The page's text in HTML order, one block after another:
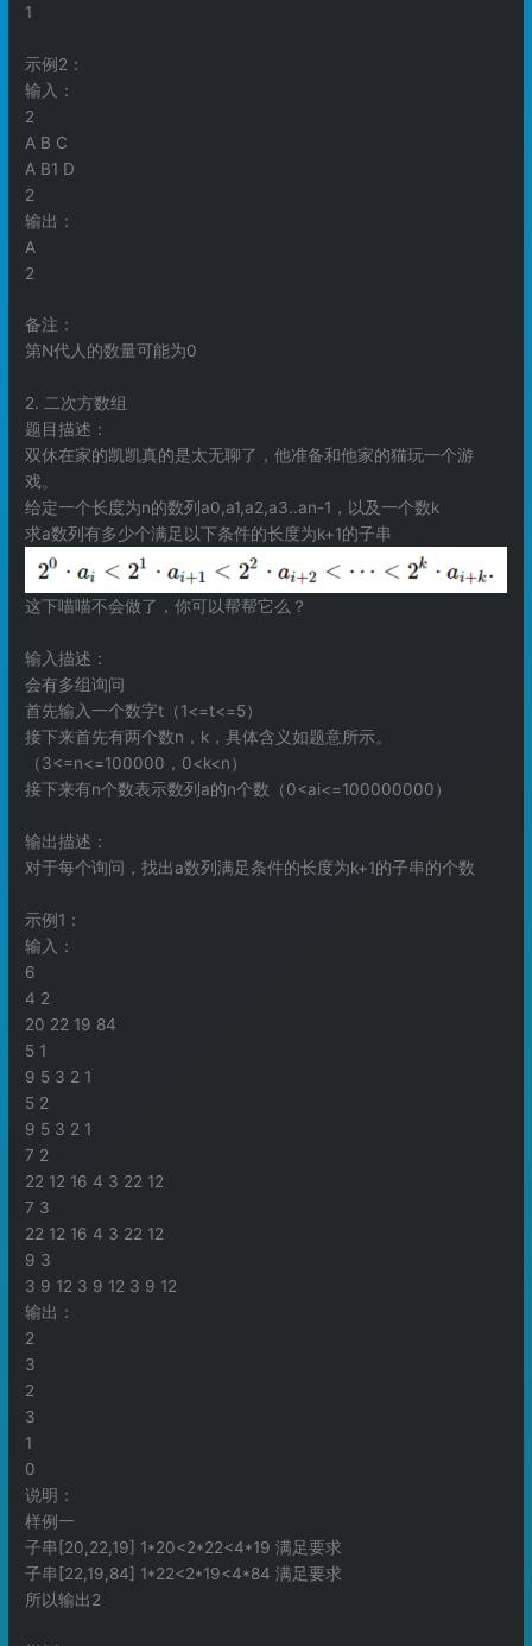
1
示例2：
输入：
2
A B C
A B1 D
2
输出：
A
2
备注：
第N代人的数量可能为0
2. 二次方数组
题目描述：
双休在家的凯凯真的是太无聊了，他准备和他家的猫玩一个游
戏。
给定一个长度为n的数列a0,a1,a2,a3..an-1，以及一个数k
求a数列有多少个满足以下条件的长度为k+1的子串
这下喵喵不会做了，你可以帮帮它么？
输入描述：
会有多组询问
首先输入一个数字t（1<=t<=5）
接下来首先有两个数n，k，具体含义如题意所示。
（3<=n<=100000，0<k<n）
接下来有n个数表示数列a的n个数（0<ai<=100000000）
输出描述：
对于每个询问，找出a数列满足条件的长度为k+1的子串的个数
示例1：
输入：
6
4 2
20 22 19 84
5 1
9 5 3 2 1
5 2
9 5 3 2 1
7 2
22 12 16 4 3 22 12
7 3
22 12 16 4 3 22 12
9 3
3 9 12 3 9 12 3 9 12
输出：
2
3
2
3
1
0
说明：
样例一
子串[20,22,19] 1*20<2*22<4*19 满足要求
子串[22,19,84] 1*22<2*19<4*84 满足要求
所以输出2